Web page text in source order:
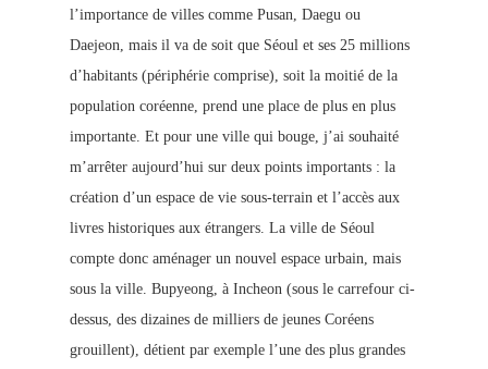
l’importance de villes comme Pusan, Daegu ou
Daejeon, mais il va de soit que Séoul et ses 25 millions
d’habitants (périphérie comprise), soit la moitié de la
population coréenne, prend une place de plus en plus
importante. Et pour une ville qui bouge, j’ai souhaité
m’arrêter aujourd’hui sur deux points importants : la
création d’un espace de vie sous-terrain et l’accès aux
livres historiques aux étrangers. La ville de Séoul
compte donc aménager un nouvel espace urbain, mais
sous la ville. Bupyeong, à Incheon (sous le carrefour ci-
dessus, des dizaines de milliers de jeunes Coréens
grouillent), détient par exemple l’une des plus grandes